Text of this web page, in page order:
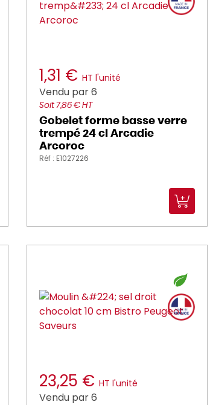
1,31 € HT l'unité
Vendu par 6
Soit 7,86 € HT
Gobelet forme basse verre
trempé 24 cl Arcadie
Arcoroc
Réf : E1027226
23,25 € HT l'unité
Vendu par 6